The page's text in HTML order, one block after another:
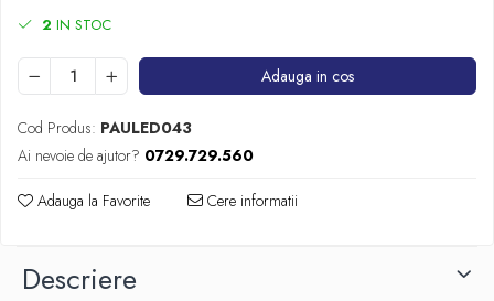
2 IN STOC
Adauga in cos
Cod Produs: PAULED043
Ai nevoie de ajutor? 0729.729.560
Adauga la Favorite Cere informatii
Descriere